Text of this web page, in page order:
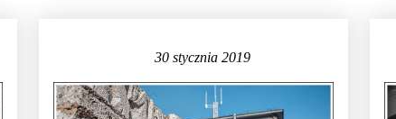
30 stycznia 2019